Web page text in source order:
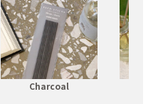
Charcoal